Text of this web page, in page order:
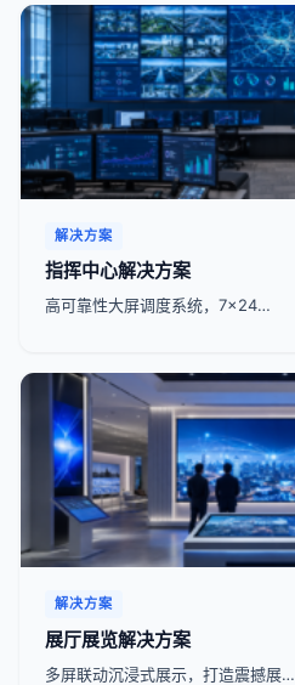
解决方案
指挥中心解决方案
高可靠性大屏调度系统，7x24…
解决方案
展厅展览解决方案
多屏联动沉浸式展示，打造震撼展…